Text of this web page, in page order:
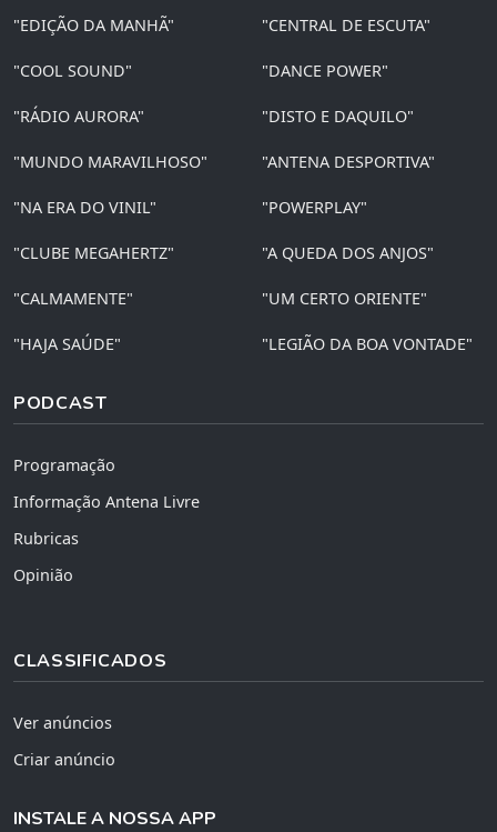
"EDIÇÃO DA MANHÃ" "CENTRAL DE ESCUTA"
"COOL SOUND" "DANCE POWER"
"RÁDIO AURORA" "DISTO E DAQUILO"
"MUNDO MARAVILHOSO" "ANTENA DESPORTIVA"
"NA ERA DO VINIL" "POWERPLAY"
"CLUBE MEGAHERTZ" "A QUEDA DOS ANJOS"
"CALMAMENTE" "UM CERTO ORIENTE"
"HAJA SAÚDE" "LEGIÃO DA BOA VONTADE"
PODCAST
Programação
Informação Antena Livre
Rubricas
Opinião
CLASSIFICADOS
Ver anúncios
Criar anúncio
INSTALE A NOSSA APP